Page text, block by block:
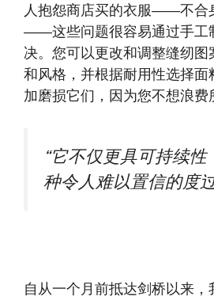
人抱怨商店买的衣服——不合
——这些问题很容易通过手工
决。您可以更改和调整缝纫
和风格，并根据耐用性选择面
加磨损它们，因为您不想浪费
“它不仅更具可持续
种令人难以置信的度
自从一个月前抵达剑桥以来